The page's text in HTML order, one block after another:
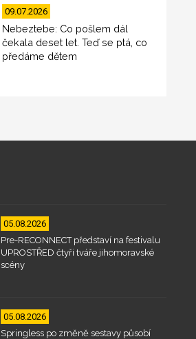
09.07.2026
Nebeztebe: Co pošlem dál
čekala deset let. Teď se ptá, co
předáme dětem
05.08.2026
Pre-RECONNECT představí na festivalu
UPROSTŘED čtyři tváře jihomoravské
scény
05.08.2026
Springless po změně sestavy působí